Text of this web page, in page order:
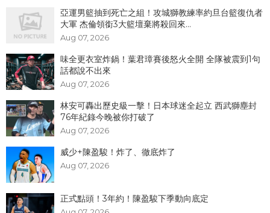
亞運男籃抽到死亡之組！攻城獅教練率約旦台籃復仇者
大軍 杰倫領銜3大籃壇棄將殺回來...
Aug 07, 2026
味全更衣室炸鍋！葉君璋賽後怒火全開 全隊被震到1句
話都說不出來
Aug 07, 2026
林安可轟出歷史級一擊！日本球迷全起立 西武獅塵封
76年紀錄今晚被你打破了
Aug 07, 2026
威少+陳盈駿！炸了、徹底炸了
Aug 07, 2026
正式點頭！3年約！陳盈駿下季動向底定